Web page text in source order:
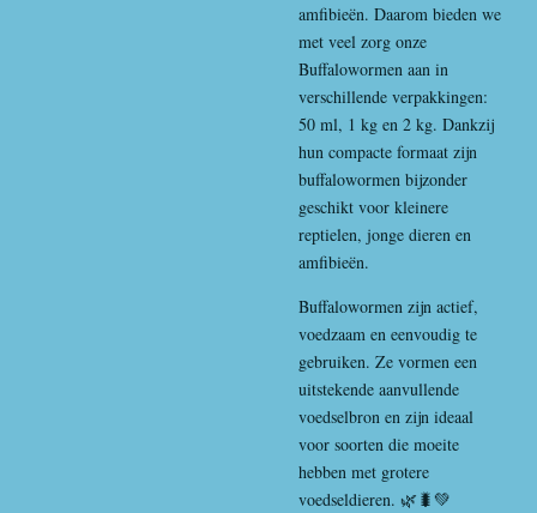
amfibieën. Daarom bieden we
met veel zorg onze
Buffalowormen aan in
verschillende verpakkingen:
50 ml, 1 kg en 2 kg. Dankzij
hun compacte formaat zijn
buffalowormen bijzonder
geschikt voor kleinere
reptielen, jonge dieren en
amfibieën.
Buffalowormen zijn actief,
voedzaam en eenvoudig te
gebruiken. Ze vormen een
uitstekende aanvullende
voedselbron en zijn ideaal
voor soorten die moeite
hebben met grotere
voedseldieren. 🌿🐛💚